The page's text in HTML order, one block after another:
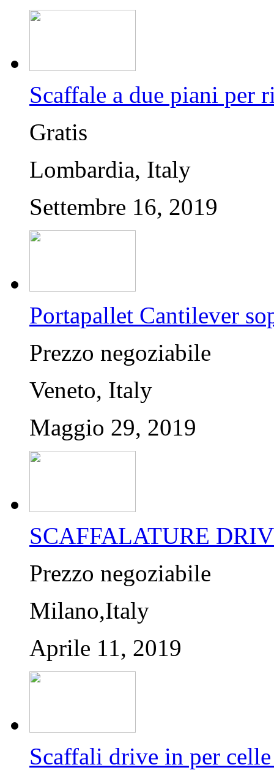
Scaffale a due piani per
Gratis
Lombardia, Italy
Settembre 16, 2019
Portapallet Cantilever
Prezzo negoziabile
Veneto, Italy
Maggio 29, 2019
SCAFFALATURE
Prezzo negoziabile
Milano,Italy
Aprile 11, 2019
Scaffali drive in per